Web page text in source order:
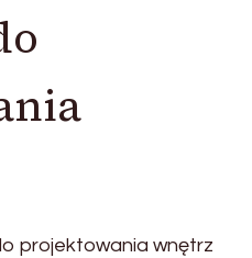
projektowania wnętrz